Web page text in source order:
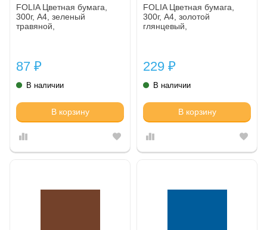
FOLIA Цветная бумага,
300г, A4, зеленый
травяной,
87 ₽
В наличии
В корзину
FOLIA Цветная бумага,
300г, A4, золотой
глянцевый,
229 ₽
В наличии
В корзину